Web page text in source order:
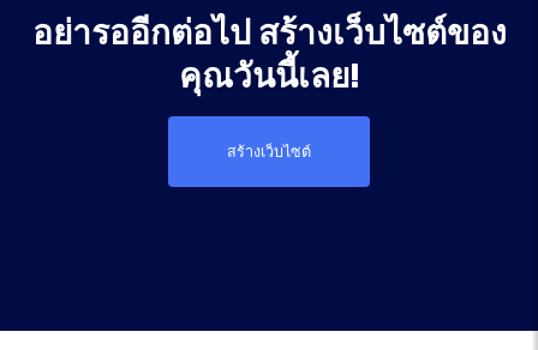
อย่ารออีกต่อไป สร้างเว็บไซต์ของ
คุณวันนี้เลย!
สร้างเว็บไซต์